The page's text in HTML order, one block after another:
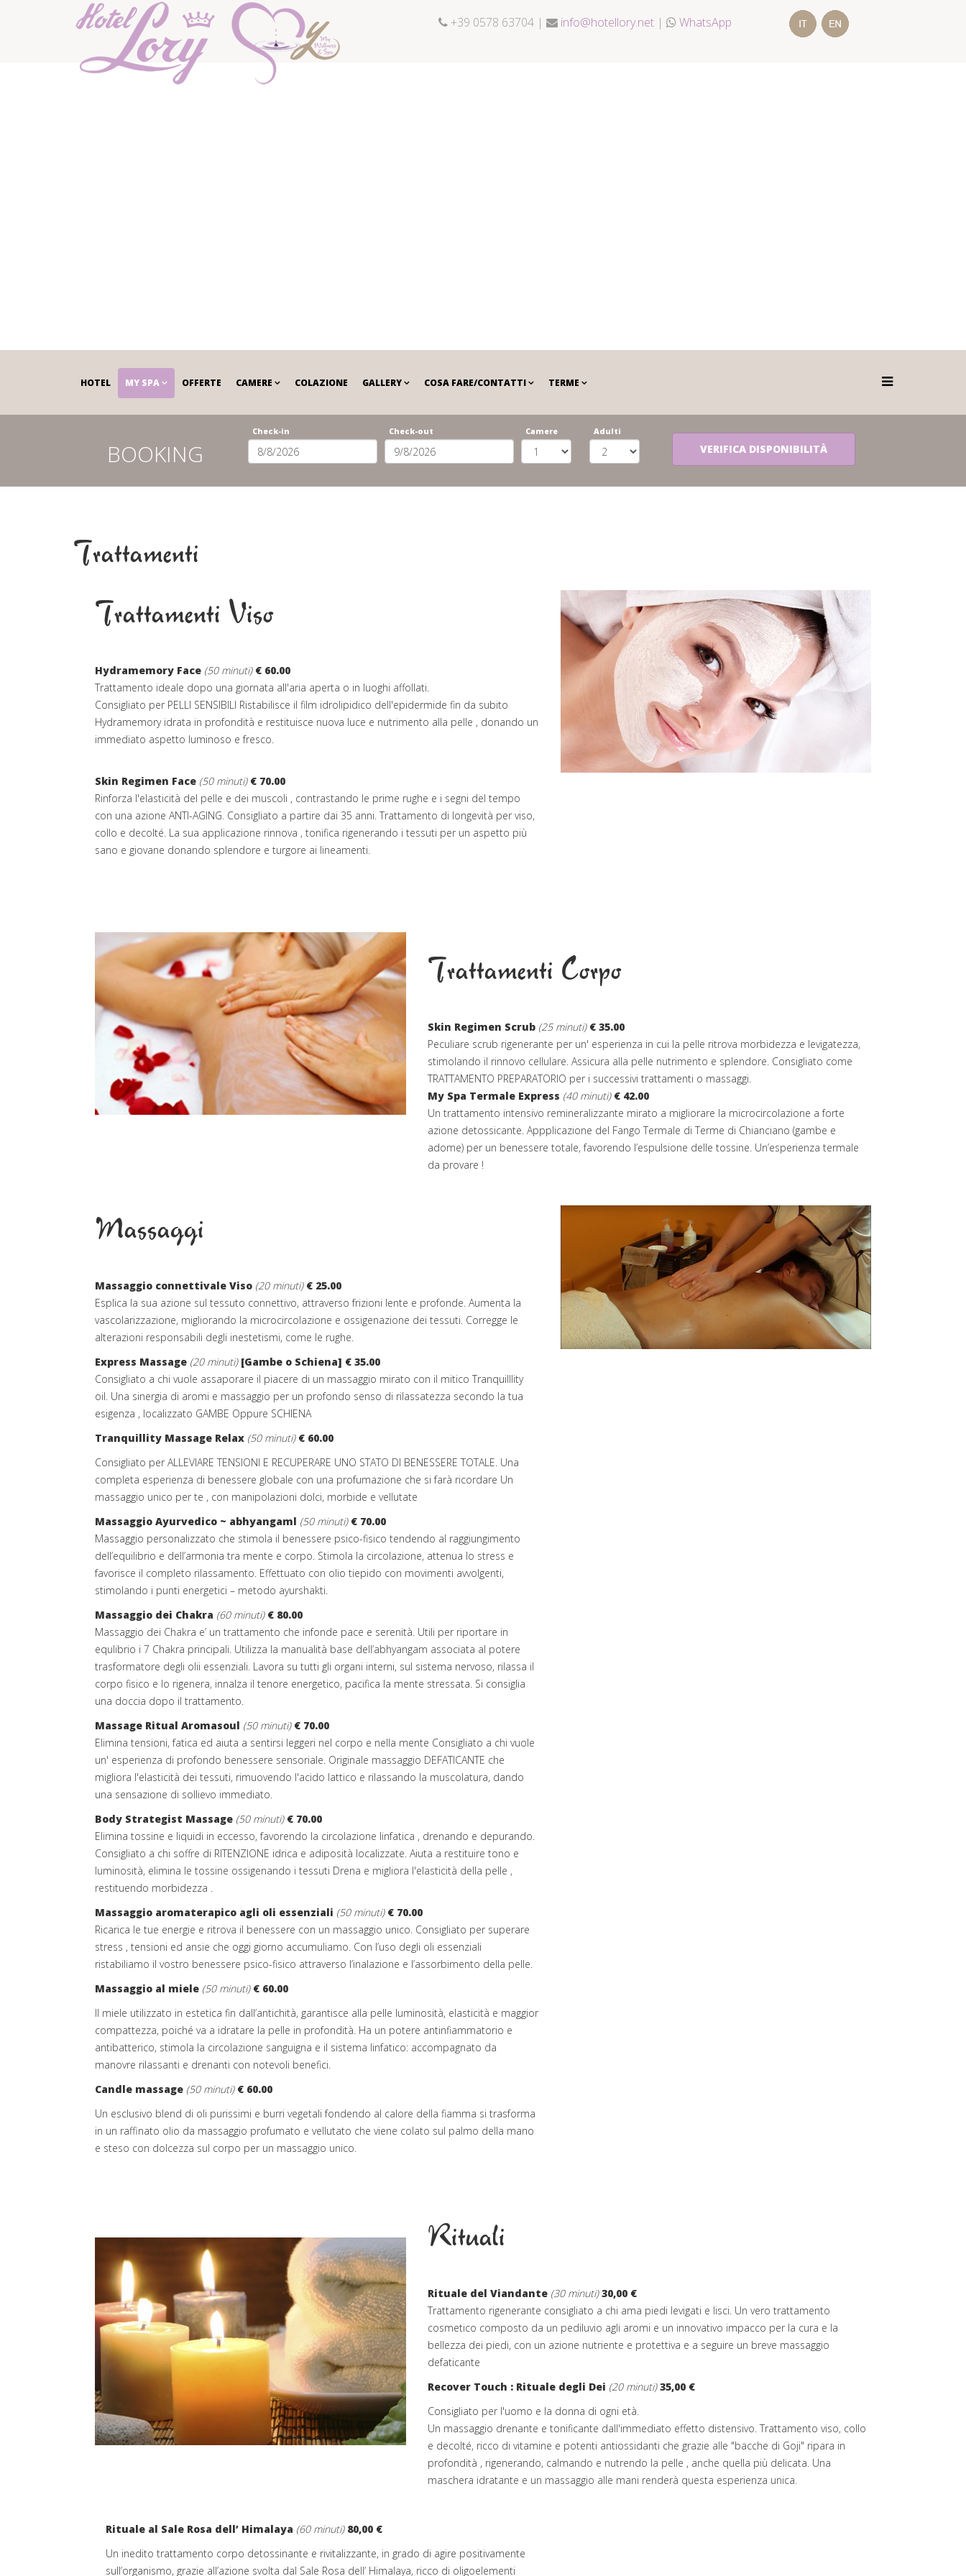
+39 0578 63704 | info@hotellory.net| WhatsApp
HOTEL MY SPA OFFERTE CAMERE COLAZIONE GALLERY COSA FARE/CONTATTI TERME
BOOKING
Check-in Check-out Camere Adulti
Trattamenti
Trattamenti Viso
Hydramemory Face (50 minuti)€ 60.00
Trattamento ideale dopo una giornata all'aria aperta o in luoghi affollati.
Consigliato per PELLI SENSIBILI Ristabilisce il film idrolipidico dell'epidermide fin da subito
Hydramemory idrata in profondità e restituisce nuova luce e nutrimento alla pelle , donando un
immediato aspetto luminoso e fresco.
Skin Regimen Face (50 minuti)€ 70.00
Rinforza l'elasticità del pelle e dei muscoli , contrastando le prime rughe e i segni del tempo
con una azione ANTI-AGING. Consigliato a partire dai 35 anni. Trattamento di longevità per viso,
collo e decolté. La sua applicazione rinnova , tonifica rigenerando i tessuti per un aspetto più
sano e giovane donando splendore e turgore ai lineamenti.
Trattamenti Corpo
Skin Regimen Scrub (25 minuti)€ 35.00
Peculiare scrub rigenerante per un' esperienza in cui la pelle ritrova morbidezza e levigatezza,
stimolando il rinnovo cellulare. Assicura alla pelle nutrimento e splendore. Consigliato come
TRATTAMENTO PREPARATORIO per i successivi trattamenti o massaggi.
My Spa Termale Express (40 minuti)€ 42.00
Un trattamento intensivo remineralizzante mirato a migliorare la microcircolazione a forte
azione detossicante. Appplicazione del Fango Termale di Terme di Chianciano (gambe e
adome) per un benessere totale, favorendo l’espulsione delle tossine. Un’esperienza termale
da provare !
Massaggi
Massaggio connettivale Viso (20 minuti)€ 25.00
Esplica la sua azione sul tessuto connettivo, attraverso frizioni lente e profonde. Aumenta la
vascolarizzazione, migliorando la microcircolazione e ossigenazione dei tessuti. Corregge le
alterazioni responsabili degli inestetismi, come le rughe.
Express Massage (20 minuti)[Gambe o Schiena] € 35.00
Consigliato a chi vuole assaporare il piacere di un massaggio mirato con il mitico Tranquilllity
oil. Una sinergia di aromi e massaggio per un profondo senso di rilassatezza secondo la tua
esigenza , localizzato GAMBE Oppure SCHIENA
Tranquillity Massage Relax (50 minuti)€ 60.00
Consigliato per ALLEVIARE TENSIONI E RECUPERARE UNO STATO DI BENESSERE TOTALE. Una
completa esperienza di benessere globale con una profumazione che si farà ricordare Un
massaggio unico per te , con manipolazioni dolci, morbide e vellutate
Massaggio Ayurvedico ~ abhyangaml (50 minuti)€ 70.00
Massaggio personalizzato che stimola il benessere psico-fisico tendendo al raggiungimento
dell’equilibrio e dell’armonia tra mente e corpo. Stimola la circolazione, attenua lo stress e
favorisce il completo rilassamento. Effettuato con olio tiepido con movimenti avvolgenti,
stimolando i punti energetici – metodo ayurshakti.
Massaggio dei Chakra (60 minuti)€ 80.00
Massaggio dei Chakra e’ un trattamento che infonde pace e serenità. Utili per riportare in
equlibrio i 7 Chakra principali. Utilizza la manualità base dell’abhyangam associata al potere
trasformatore degli olii essenziali. Lavora su tutti gli organi interni, sul sistema nervoso, rilassa il
corpo fisico e lo rigenera, innalza il tenore energetico, pacifica la mente stressata. Si consiglia
una doccia dopo il trattamento.
Massage Ritual Aromasoul (50 minuti)€ 70.00
Elimina tensioni, fatica ed aiuta a sentirsi leggeri nel corpo e nella mente Consigliato a chi vuole
un' esperienza di profondo benessere sensoriale. Originale massaggio DEFATICANTE che
migliora l'elasticità dei tessuti, rimuovendo l'acido lattico e rilassando la muscolatura, dando
una sensazione di sollievo immediato.
Body Strategist Massage (50 minuti)€ 70.00
Elimina tossine e liquidi in eccesso, favorendo la circolazione linfatica , drenando e depurando.
Consigliato a chi soffre di RITENZIONE idrica e adiposità localizzate. Aiuta a restituire tono e
luminosità, elimina le tossine ossigenando i tessuti Drena e migliora l'elasticità della pelle ,
restituendo morbidezza .
Massaggio aromaterapico agli oli essenziali (50 minuti)€ 70.00
Ricarica le tue energie e ritrova il benessere con un massaggio unico. Consigliato per superare
stress , tensioni ed ansie che oggi giorno accumuliamo. Con l’uso degli oli essenziali
ristabiliamo il vostro benessere psico-fisico attraverso l’inalazione e l’assorbimento della pelle.
Massaggio al miele (50 minuti)€ 60.00
Il miele utilizzato in estetica fin dall’antichità, garantisce alla pelle luminosità, elasticità e maggior
compattezza, poiché va a idratare la pelle in profondità. Ha un potere antinfiammatorio e
antibatterico, stimola la circolazione sanguigna e il sistema linfatico: accompagnato da
manovre rilassanti e drenanti con notevoli benefici.
Candle massage (50 minuti)€ 60.00
Un esclusivo blend di oli purissimi e burri vegetali fondendo al calore della fiamma si trasforma
in un raffinato olio da massaggio profumato e vellutato che viene colato sul palmo della mano
e steso con dolcezza sul corpo per un massaggio unico.
Rituali
Rituale del Viandante (30 minuti) 30,00 €
Trattamento rigenerante consigliato a chi ama piedi levigati e lisci. Un vero trattamento
cosmetico composto da un pediluvio agli aromi e un innovativo impacco per la cura e la
bellezza dei piedi, con un azione nutriente e protettiva e a seguire un breve massaggio
defaticante
Recover Touch : Rituale degli Dei (20 minuti) 35,00 €
Consigliato per l'uomo e la donna di ogni età.
Un massaggio drenante e tonificante dall'immediato effetto distensivo. Trattamento viso, collo
e decolté, ricco di vitamine e potenti antiossidanti che grazie alle "bacche di Goji" ripara in
profondità , rigenerando, calmando e nutrendo la pelle , anche quella più delicata. Una
maschera idratante e un massaggio alle mani renderà questa esperienza unica.
Rituale al Sale Rosa dell’ Himalaya (60 minuti) 80,00 €
Un inedito trattamento corpo detossinante e rivitalizzante, in grado di agire positivamente
sull’organismo, grazie all’azione svolta dal Sale Rosa dell’ Himalaya, ricco di oligoelementi